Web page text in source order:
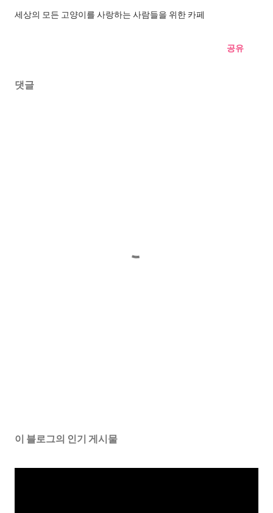
세상의 모든 고양이를 사랑하는 사람들을 위한 카페
공유
댓글
이 블로그의 인기 게시물